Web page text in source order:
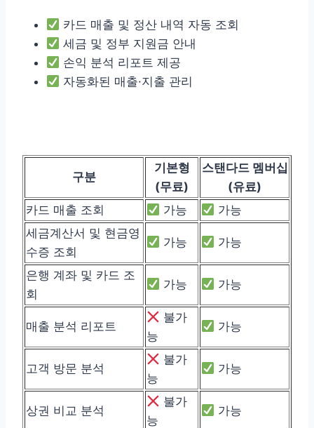
카드 매출 및 정산 내역 자동 조회
세금 및 정부 지원금 안내
손익 분석 리포트 제공
자동화된 매출·지출 관리
구분
기본형
(무료)
스탠다드 멤버십
(유료)
카드 매출 조회
가능
가능
세금계산서 및 현금영
수증 조회
가능 가능
은행 계좌 및 카드 조
회
가능 가능
매출 분석 리포트
불가
능
가능
고객 방문 분석
불가
능
가능
상권 비교 분석
불가
능
가능